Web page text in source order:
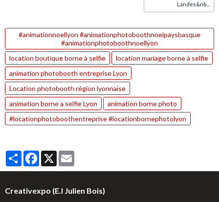
Landes&nb...
#animationnoellyon #animationphotoboothnoelpaysbasque
#animationphotoboothnoellyon
location boutique borne à selfie
location mariage borne à selfie
animation photobooth entreprise Lyon
Location photobooth région lyonnaise
animation borne a selfie Lyon
animation borne photo
#locationphotoboothentreprise #locationbornephotolyon
PartagerFacebook
X
Creativexpo (E.I Julien Bois)